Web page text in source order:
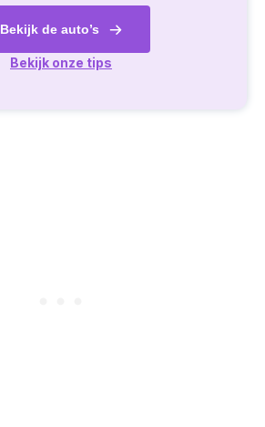
Bekijk de auto’s
Bekijk onze tips